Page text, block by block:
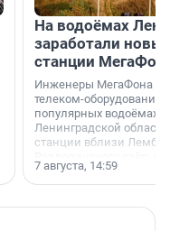
На водоёмах
заработали
станции
Инженеры МегаФона
телеком-оборудование
популярных водоёмах
Ленинградской
станции вблизи
недалеко от Большого
водопада.
7 августа, 14:59